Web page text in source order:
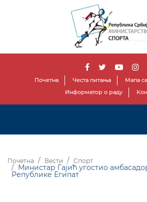
Почетна Честа питања Мапа
Информатор о раду
Почетна Вести Спорт
Министар Гајић угостио
Републике Египат